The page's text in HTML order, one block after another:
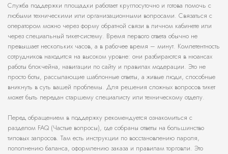
Служба поддержки площадки работает круглосуточно и готова помочь с
любыми техническими или организационными вопросами. Связаться с
оператором можно через форму обратной связи в личном кабинете или
через специальный тикет-систему. Время первого ответа обычно не
превышает нескольких часов, а в рабочее время – минут. Компетентность
сотрудников находится на высоком уровне: они разбираются в нюансах
работы блокчейна, навигации по сайту и правилах модерации. Это не
просто боты, рассылающие шаблонные ответы, а живые люди, способные
вникнуть в суть вашей проблемы. Для решения сложных вопросов тикет
может быть передан старшему специалисту или техническому отделу.
Перед обращением в поддержку рекомендуется ознакомиться с
разделом FAQ (Частые вопросы), где собраны ответы на большинство
типовых запросов. Там есть инструкции по восстановлению пароля,
пополнению баланса, оформлению заказа и правилам торговли. Это